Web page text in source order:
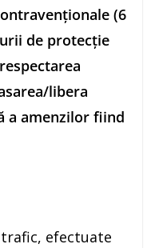
(6
de protecție
libera
a amenzilor fiind
efectuate